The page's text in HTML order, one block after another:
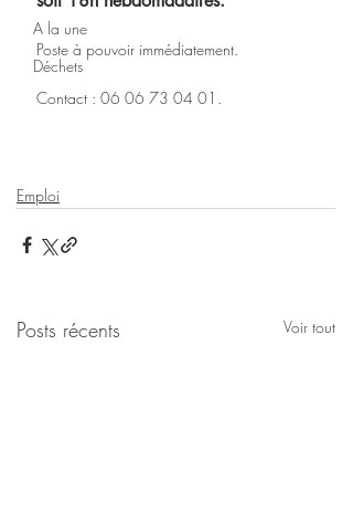
A la une
Déchets
Poste à pouvoir immédiatement.
Contact : 06 06 73 04 01.
Emploi
Posts récents Voir tout